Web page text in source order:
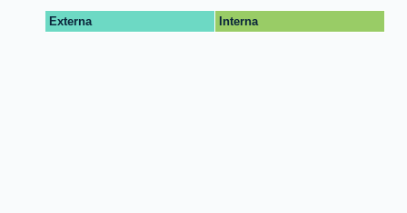
Psiem
pre
marca
PIEZA
Externa Interna